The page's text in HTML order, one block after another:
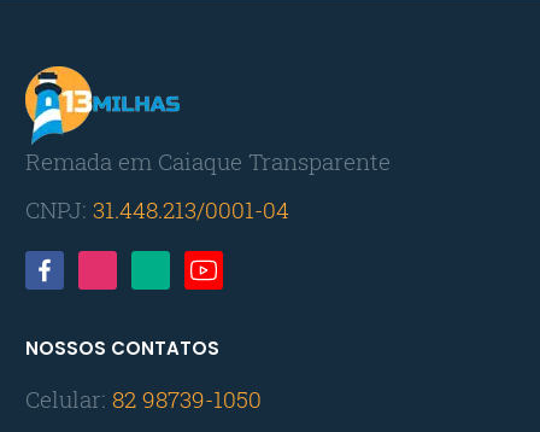
Remada em Caiaque Transparente
CNPJ: 31.448.213/0001-04
NOSSOS CONTATOS
Celular: 82 98739-1050